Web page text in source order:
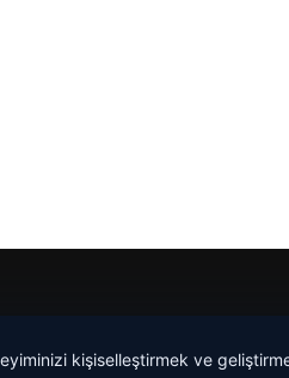
kişiselleştirmek ve